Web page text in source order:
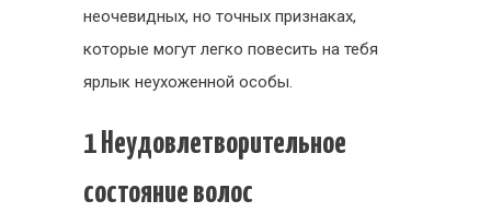
неочевидных, но точных признаках,
которые могут легко повесить на тебя
ярлык неухоженной особы.
1 Неудовлетворительное
состояние волос